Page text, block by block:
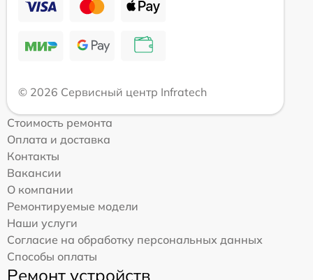
© 2026 Сервисный центр Infratech
Стоимость ремонта
Оплата и доставка
Контакты
Вакансии
О компании
Ремонтируемые модели
Наши услуги
Согласие на обработку персональных данных
Способы оплаты
Ремонт устройств